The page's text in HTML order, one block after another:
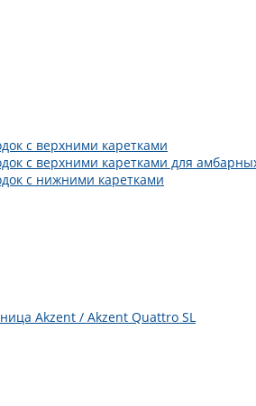
с верхними каретками
с верхними каретками для
с нижними каретками
Akzent / Akzent Quattro SL